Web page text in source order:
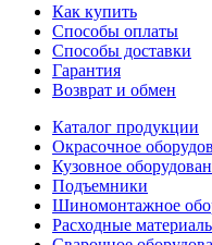
Как купить
Способы оплаты
Способы доставки
Гарантия
Возврат и обмен
Каталог продукции
Окрасочное
Кузовное
Подъемники
Шиномонтажное
Расходные